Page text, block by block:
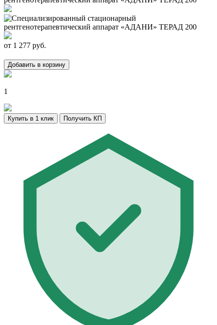
от 1 277 руб.
Добавить в корзину
1
Купить в 1 клик Получить КП